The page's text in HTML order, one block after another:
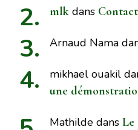
mlk dans Contact
Arnaud Nama
mikhael ouakil
une
Mathilde dans